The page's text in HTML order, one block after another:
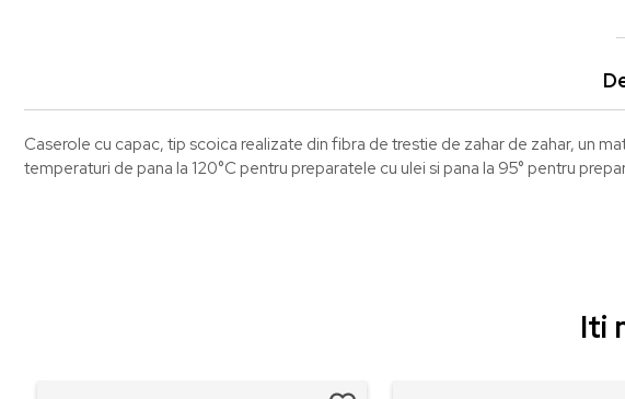
Caserole cu capac, tip scoica realizate din fibra de trestie de zahar de zahar, un
temperaturi de pana la 120°C pentru preparatele cu ulei si pana la 95° pentru
Iti